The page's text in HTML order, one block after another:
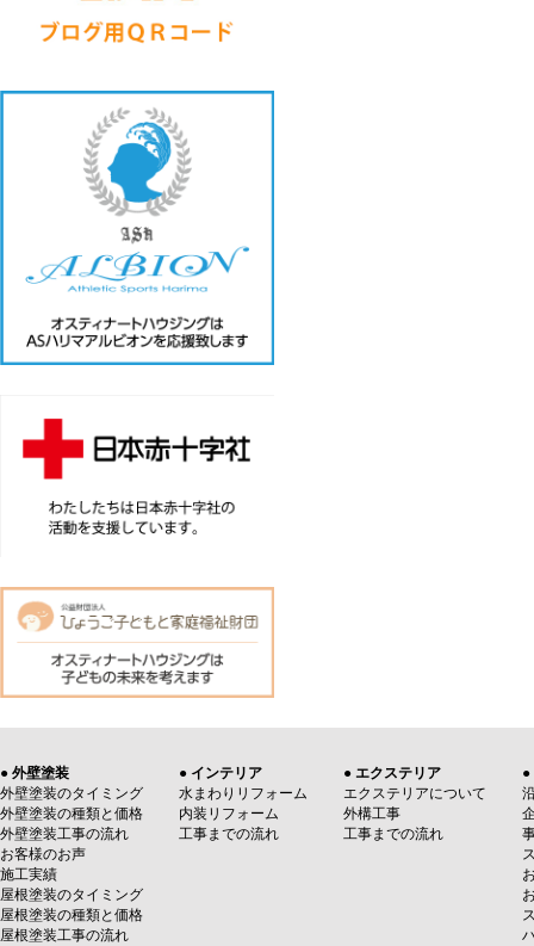
● 外壁塗装
外壁塗装のタイミング
外壁塗装の種類と価格
外壁塗装工事の流れ
お客様のお声
施工実績
屋根塗装のタイミング
屋根塗装の種類と価格
屋根塗装工事の流れ
● インテリア
水まわりリフォーム
内装リフォーム
工事までの流れ
● エクステリア
エクステリアについて
外構工事
工事までの流れ
●